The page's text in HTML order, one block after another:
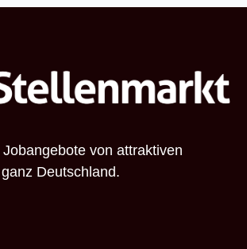
von attraktiven
Deutschland.